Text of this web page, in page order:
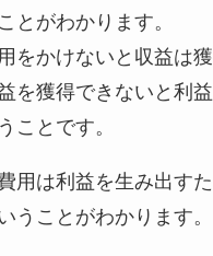
とがわかります。
をかけないと収益は
を獲得できないと利
ことです。
用は利益を生み出す
うことがわかります。